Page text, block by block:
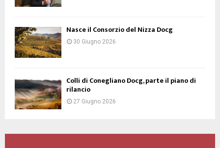
Nasce il Consorzio del Nizza Docg
30 Giugno 2026
Colli di Conegliano Docg, parte il piano di
rilancio
27 Giugno 2026